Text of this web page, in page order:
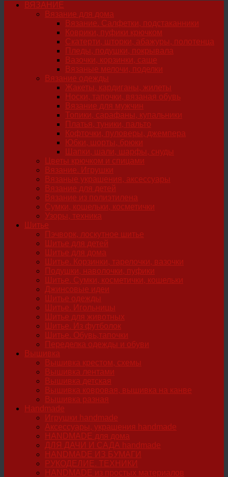
ВЯЗАНИЕ
Вязание для дома
Вязание. Салфетки, подстаканники
Коврики, пуфики крючком
Скатерти, шторки, абажуры, полотенца
Пледы, подушки, покрывала
Вазочки, корзинки, саше
Вязаные мелочи, поделки
Вязание одежды
Жакеты, кардиганы, жилеты
Носки, тапочки, вязаная обувь
Вязание для мужчин
Топики, сарафаны, купальники
Платья, туники, пальто
Кофточки, пуловеры, джемпера
Юбки, шорты, брюки
Шапки, шали, шарфы, снуды
Цветы крючком и спицами
Вязание. Игрушки
Вязаные украшения, аксессуары
Вязание для детей
Вязание из полиэтилена
Сумки, кошельки, косметички
Узоры, техника
Шитье
Пэчворк, лоскутное шитье
Шитье для детей
Шитье для дома
Шитье. Корзинки, тарелочки, вазочки
Подушки, наволочки, пуфики
Шитье. Сумки, косметички, кошельки
Джинсовые идеи
Шитье одежды
Шитье. Игольницы
Шитье для животных
Шитье. Из футболок
Шитье. Обувь,тапочки
Переделка одежды и обуви
Вышивка
Вышивка крестом, схемы
Вышивка лентами
Вышивка детская
Вышивка ковровая, вышивка на канве
Вышивка разная
Handmade
Игрушки handmade
Аксессуары, украшения handmade
HANDMADE для дома
ДЛЯ ДАЧИ И САДА handmade
HANDMADE ИЗ БУМАГИ
РУКОДЕЛИЕ. ТЕХНИКИ
HANDMADE из простых материалов